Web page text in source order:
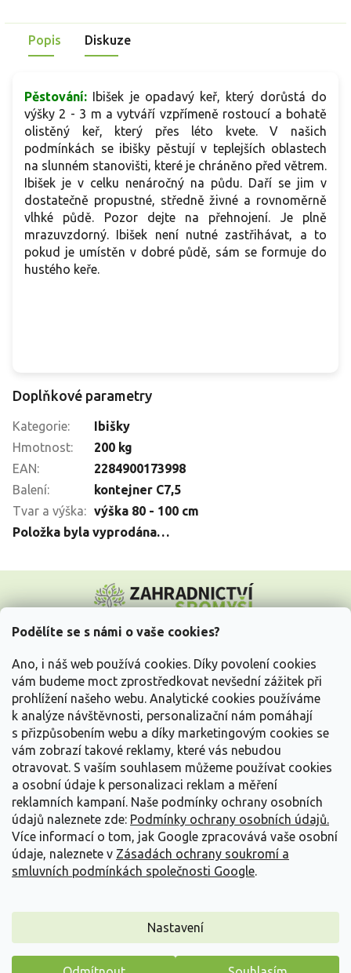
Podělíte se s námi o vaše cookies?
Ano, i náš web používá cookies. Díky povolení cookies
vám budeme moct zprostředkovat nevšední zážitek při
prohlížení našeho webu. Analytické cookies používáme
k analýze návštěvnosti, personalizační nám pomáhají
s přizpůsobením webu a díky marketingovým cookies se
vám zobrazí takové reklamy, které vás nebudou
otravovat. S vaším souhlasem můžeme používat cookies
a osobní údaje k personalizaci reklam a měření
reklamních kampaní. Naše podmínky ochrany osobních
údajů naleznete zde: Podmínky ochrany osobních údajů.
Více informací o tom, jak Google zpracovává vaše osobní
údaje, naleznete v Zásadách ochrany soukromí a
smluvních podmínkách společnosti Google.
Nastavení
Popis Diskuze
Pěstování: Ibišek je opadavý keř, který dorůstá do
výšky 2 - 3 m a vytváří vzpřímeně rostoucí a bohatě
olistěný keř, který přes léto kvete. V našich
podmínkách se ibišky pěstují v teplejších oblastech
na slunném stanovišti, které je chráněno před větrem.
Ibišek je v celku nenáročný na půdu. Daří se jim v
dostatečně propustné, středně živné a rovnoměrně
vlhké půdě. Pozor dejte na přehnojení. Je plně
mrazuvzdorný. Ibišek není nutné zastřihávat, a to
pokud je umístěn v dobré půdě, sám se formuje do
hustého keře.
Doplňkové parametry
Kategorie:
Ibišky
Hmotnost:
200 kg
EAN:
2284900173998
Balení:
kontejner C7,5
Tvar a výška: výška 80 - 100 cm
Položka byla vyprodána…
p
Vše o nákupu
Informace pro Vás
Kontakujte nás
Vytvořil Shoptet
Copyright 2026 Zahradnictví Spomyšl . Všechna práva